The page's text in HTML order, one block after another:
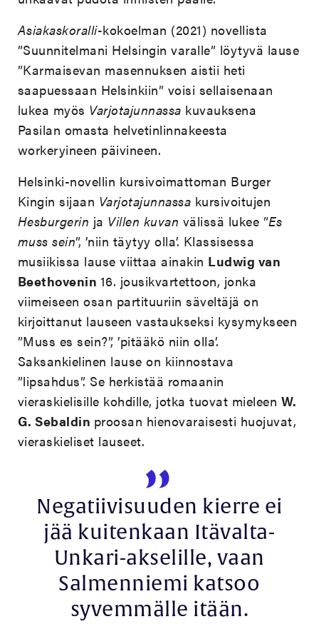
Asiakaskoralli-kokoelman (2021) novellista
”Suunnitelmani Helsingin varalle” löytyvä lause
”Karmaisevan masennuksen aistii heti
saapuessaan Helsinkiin” voisi sellaisenaan
lukea myös Varjotajunnassa kuvauksena
Pasilan omasta helvetinlinnakeesta
workeryineen päivineen.
Helsinki-novellin kursivoimattoman Burger
Kingin sijaan Varjotajunnassa kursivoitujen
Hesburgerin ja Villen kuvan välissä lukee ”Es
muss sein”, ’niin täytyy olla’. Klassisessa
musiikissa lause viittaa ainakin Ludwig van
Beethovenin 16. jousikvartettoon, jonka
viimeiseen osan partituuriin säveltäjä on
kirjoittanut lauseen vastaukseksi kysymykseen
”Muss es sein?”, ’pitääkö niin olla’.
Saksankielinen lause on kiinnostava
”lipsahdus”. Se herkistää romaanin
vieraskielisille kohdille, jotka tuovat mieleen W.
G. Sebaldin proosan hienovaraisesti huojuvat,
vieraskieliset lauseet.
Negatiivisuuden kierre ei
jää kuitenkaan Itävalta-
Unkari-akselille, vaan
Salmenniemi katsoo
syvemmälle itään.